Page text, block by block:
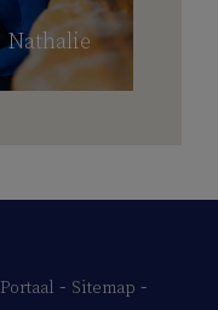
Nathalie
Portaal - Sitemap -